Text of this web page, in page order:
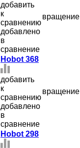
добавить
к
сравнению
добавлено
в
сравнение
вращение
Hobot 368
добавить
к
сравнению
добавлено
в
сравнение
вращение
Hobot 298